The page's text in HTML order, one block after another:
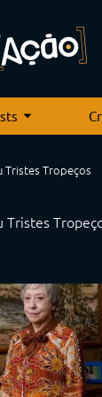
Tristes Tropeços
Tristes